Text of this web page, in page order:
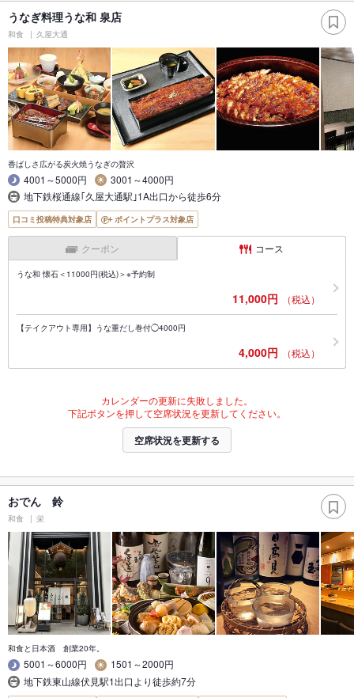
うなぎ料理うな和 泉店
和食 久屋大通
香ばしさ広がる炭火焼うなぎの贅沢
4001～5000円
3001～4000円
地下鉄桜通線｢久屋大通駅｣1A出口から徒歩6分
口コミ投稿特典対象店 ポイントプラス対象店
クーポン コース
うな和 懐石＜11000円(税込)＞※予約制
11,000円 （税込）
【テイクアウト専用】うな重だし巻付◯4000円
4,000円 （税込）
カレンダーの更新に失敗しました。
下記ボタンを押して空席状況を更新してください。
空席状況を更新する
おでん 鈴
和食 栄
和食と日本酒 創業20年。
5001～6000円
1501～2000円
地下鉄東山線伏見駅1出口より徒歩約7分